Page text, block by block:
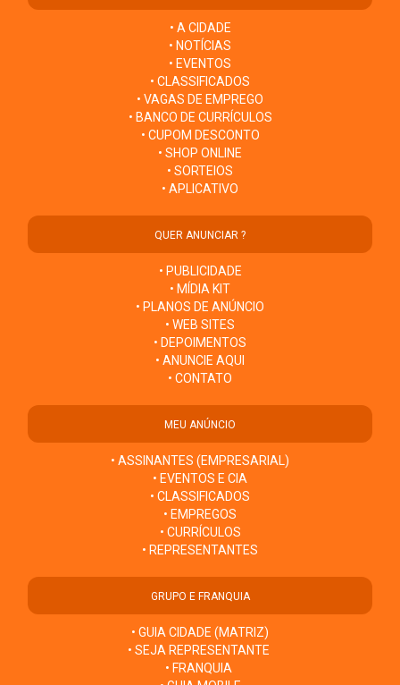
• A CIDADE
• NOTÍCIAS
• EVENTOS
• CLASSIFICADOS
• VAGAS DE EMPREGO
• BANCO DE CURRÍCULOS
• CUPOM DESCONTO
• SHOP ONLINE
• SORTEIOS
• APLICATIVO
QUER ANUNCIAR ?
• PUBLICIDADE
• MÍDIA KIT
• PLANOS DE ANÚNCIO
• WEB SITES
• DEPOIMENTOS
• ANUNCIE AQUI
• CONTATO
MEU ANÚNCIO
• ASSINANTES (EMPRESARIAL)
• EVENTOS E CIA
• CLASSIFICADOS
• EMPREGOS
• CURRÍCULOS
• REPRESENTANTES
GRUPO E FRANQUIA
• GUIA CIDADE (MATRIZ)
• SEJA REPRESENTANTE
• FRANQUIA